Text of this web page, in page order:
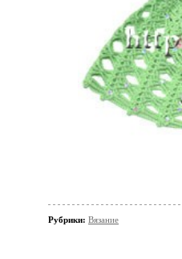
Рубрики: Вязание